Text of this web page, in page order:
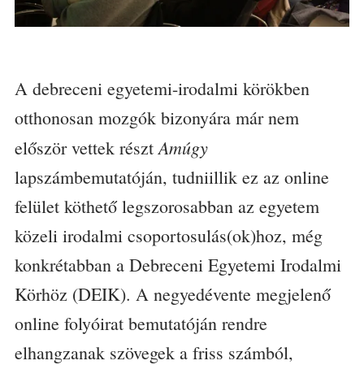
A debreceni egyetemi-irodalmi körökben
otthonosan mozgók bizonyára már nem
először vettek résztAmúgy
lapszámbemutatóján, tudniillik ez az online
felület köthető legszorosabban az egyetem
közeli irodalmi csoportosulás(ok)hoz, még
konkrétabban a Debreceni Egyetemi Irodalmi
Körhöz (DEIK). A negyedévente megjelenő
online folyóirat bemutatóján rendre
elhangzanak szövegek a friss számból,